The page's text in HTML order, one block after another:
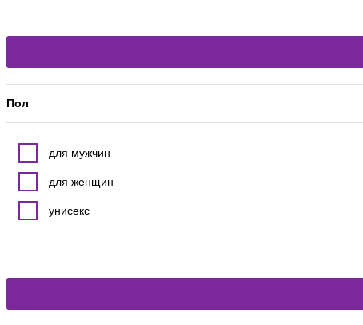
Пол
для мужчин
для женщин
унисекс